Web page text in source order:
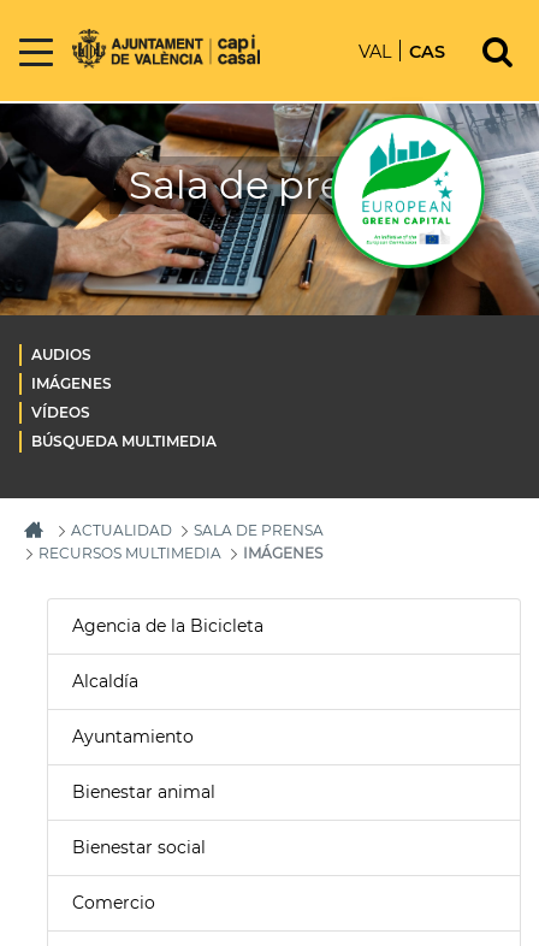
VAL CAS
Sala de prensa
AUDIOS
IMÁGENES
VÍDEOS
BÚSQUEDA MULTIMEDIA
ACTUALIDAD
SALA DE PRENSA
RECURSOS MULTIMEDIA
IMÁGENES
Agencia de la Bicicleta
Alcaldía
Ayuntamiento
Bienestar animal
Bienestar social
Comercio